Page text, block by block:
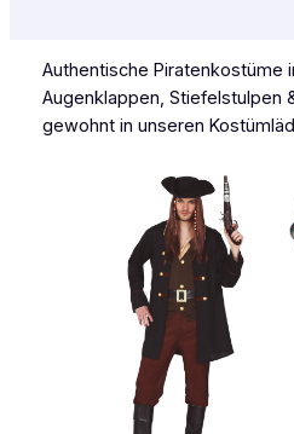
Authentische Piratenkostüme
Augenklappen, Stiefelstulpen
gewohnt in unseren